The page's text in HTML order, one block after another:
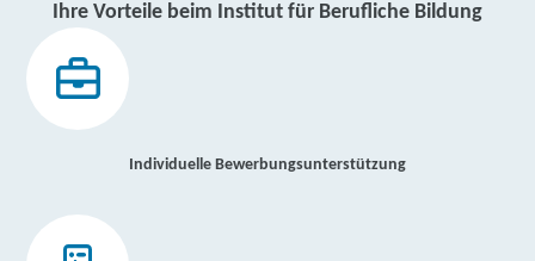
Ihre Vorteile beim Institut für Berufliche Bildung
Individuelle Bewerbungsunterstützung